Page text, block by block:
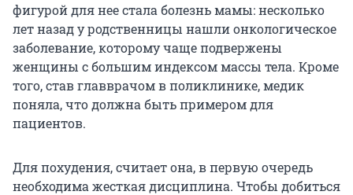
фигурой для нее стала болезнь мамы: несколько
лет назад у родственницы нашли онкологическое
заболевание, которому чаще подвержены
женщины с большим индексом массы тела. Кроме
того, став главврачом в поликлинике, медик
поняла, что должна быть примером для
пациентов.
Для похудения, считает она, в первую очередь
необходима жесткая дисциплина. Чтобы добиться